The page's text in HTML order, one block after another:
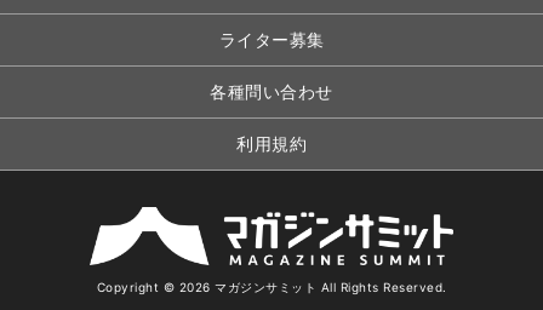
ライター募集
各種問い合わせ
利用規約
Copyright © 2026 マガジンサミット All Rights Reserved.